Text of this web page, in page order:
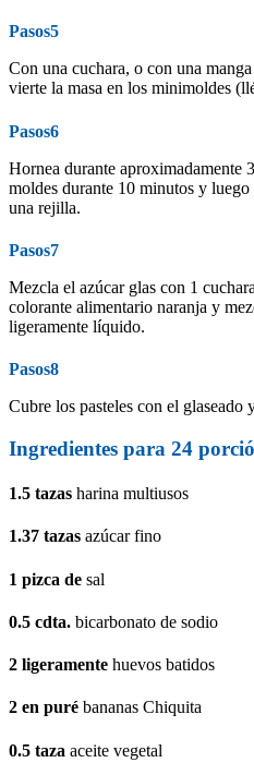
Pasos5
Con una cuchara, o con una
vierte la masa en los minimoldes
Pasos6
Hornea durante aproximadamente
moldes durante 10 minutos y
una rejilla.
Pasos7
Mezcla el azúcar glas con 1
colorante alimentario naranja y
ligeramente líquido.
Pasos8
Cubre los pasteles con el glaseado
Ingredientes para 24
1.5 tazas harina multiusos
1.37 tazas azúcar fino
1 pizca de sal
0.5 cdta. bicarbonato de sodio
2 ligeramente huevos batidos
2 en puré bananas Chiquita
0.5 taza aceite vegetal